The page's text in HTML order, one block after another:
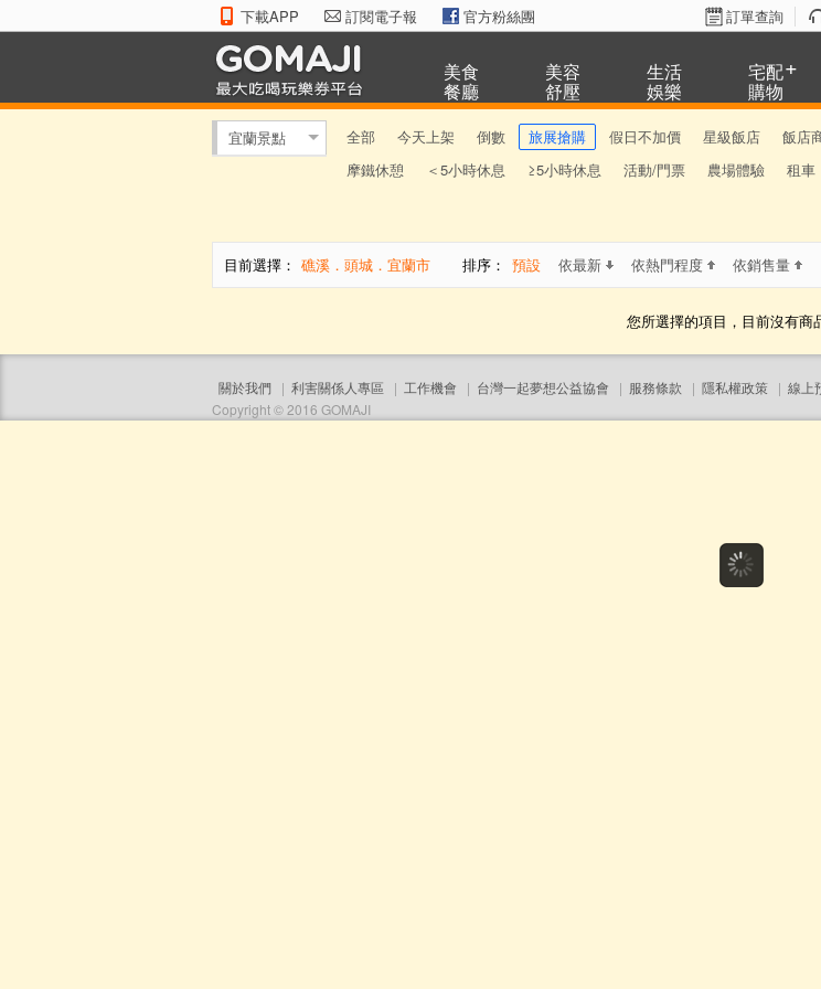
下載APP 訂閱電子報 官方粉絲團 訂單查詢
美食
餐廳
美容
舒壓
生活
娛樂
宅配
購物
宜蘭景點 全部 今天上架 倒數 旅展搶購 假日不加價 星級飯店 飯店
摩鐵休憩
＜5小時休息 ≥5小時休息 活動/門票 農場體驗 租車
目前選擇： 礁溪．頭城．宜蘭市 排序： 預設 依最新 依熱門程度 依銷售量
您所選擇的項目，目前沒有商
關於我們 | 利害關係人專區 | 工作機會 | 台灣一起夢想公益協會 | 服務條款 | 隱私權政策 | 線上
Copyright © 2016 GOMAJI